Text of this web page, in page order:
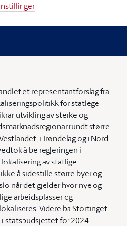
et representantforslag fra
for statlege
utvikling av sterke og
rundt større
i Trøndelag og i Nord-
å be regjeringen i
av statlige
å sidestille større byer og
når det gjelder hvor nye og
arbeidsplasser og
Videre ba Stortinget
i statsbudsjettet for 2024